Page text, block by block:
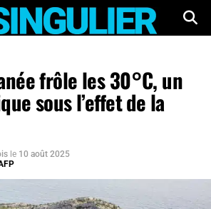
frôle les 30°C, un
sous l’effet de la
le 10 août 2025